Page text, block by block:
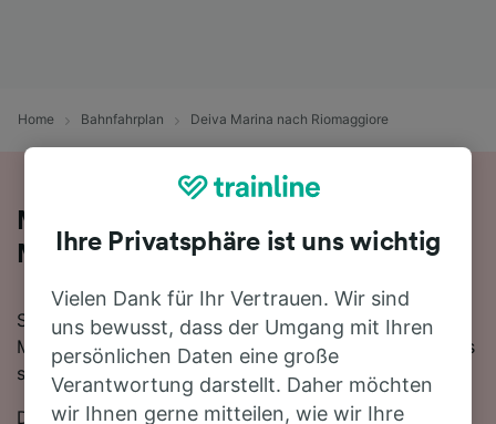
Home Bahnfahrplan Deiva Marina nach Riomaggiore
Mit dem Zug in 21 Minuten von Deiva
Marina nach Riomaggiore
Sie denken darüber nach, für Ihre Reise von Deiva
Marina nach Riomaggiore den Zug zu nehmen? Bei uns
sind Sie goldrichtig!
Die schnellste Fahrtzeit, um die 22 km von Deiva
Ihre Privatsphäre ist uns wichtig
Vielen Dank für Ihr Vertrauen. Wir sind
uns bewusst, dass der Umgang mit Ihren
persönlichen Daten eine große
Verantwortung darstellt. Daher möchten
wir Ihnen gerne mitteilen, wie wir Ihre